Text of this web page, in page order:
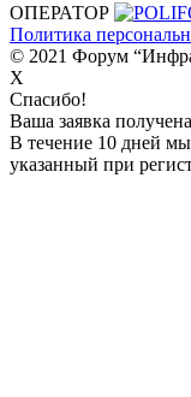
ОПЕРАТОР
Политика
© 2021 Форум
X
Спасибо!
Ваша заявка
В течение 10 дней
указанный при